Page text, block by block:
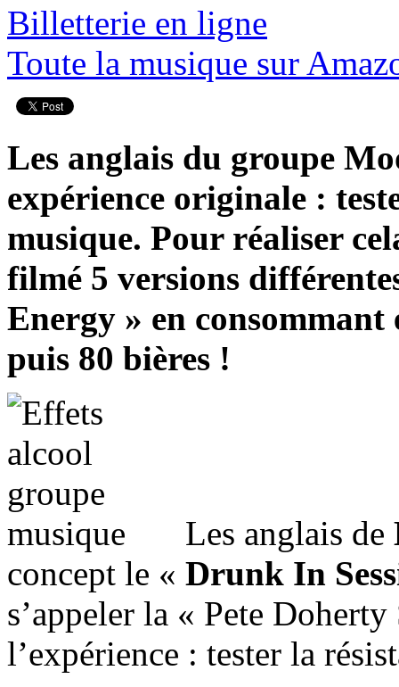
Billetterie en ligne
Toute la musique sur
Les anglais du groupe
expérience originale :
musique. Pour réaliser
filmé 5 versions
Energy » en consommant
puis 80 bières !
Les anglais de
concept le « Drunk In
s’appeler la « Pete
l’expérience : tester la